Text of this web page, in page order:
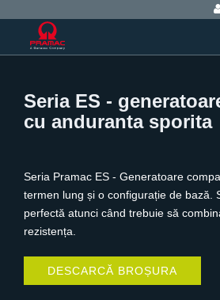
Seria ES -
cu anduranta sporita
Seria Pramac ES - Generatoare
termen lung și o configurație de bază.
perfectă atunci când trebuie să
rezistența.
DESCARCĂ BROȘURA